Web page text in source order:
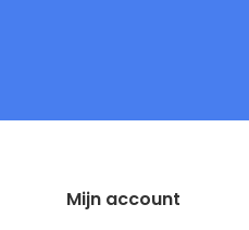
Mijn account